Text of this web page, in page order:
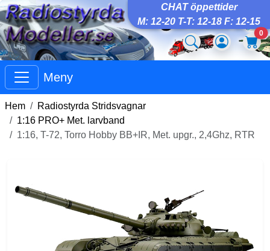
CHAT öppettider
M: 12-20 T-T: 12-18 F: 12-15
0
Meny
Hem
Radiostyrda Stridsvagnar
1:16 PRO+ Met. larvband
1:16, T-72, Torro Hobby BB+IR, Met. upgr., 2,4Ghz, RTR